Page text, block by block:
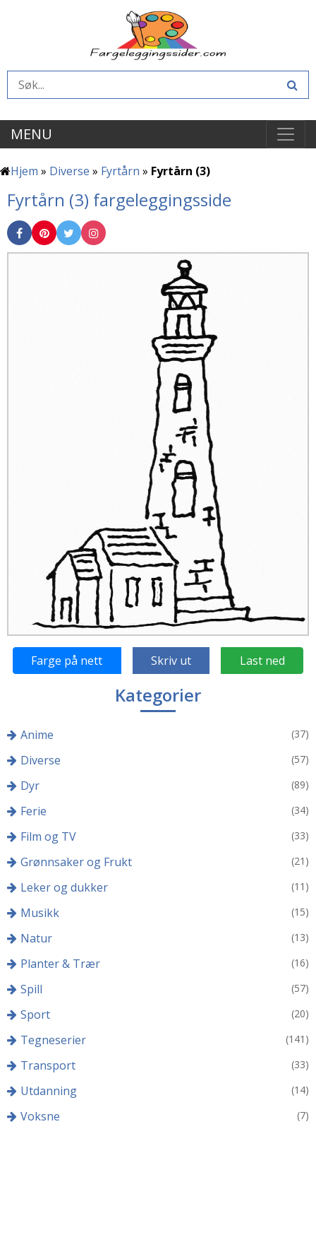
MENU
Hjem » Diverse » Fyrtårn » Fyrtårn (3)
Fyrtårn (3) fargeleggingsside
Farge på nett Skriv ut Last ned
Kategorier
Anime (37)
Diverse (57)
Dyr (89)
Ferie (34)
Film og TV (33)
Grønnsaker og Frukt (21)
Leker og dukker (11)
Musikk (15)
Natur (13)
Planter & Trær (16)
Spill (57)
Sport (20)
Tegneserier (141)
Transport (33)
Utdanning (14)
Voksne (7)